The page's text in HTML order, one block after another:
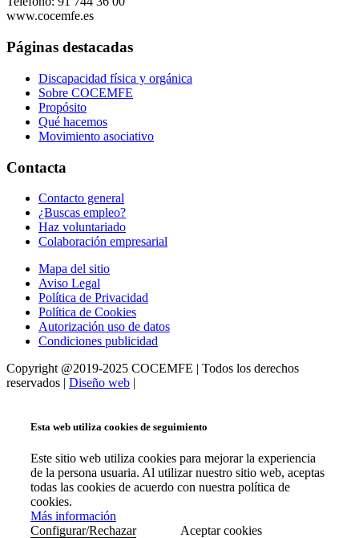
www.cocemfe.es
Páginas destacadas
Discapacidad física y orgánica
Sobre COCEMFE
Propósito
Qué hacemos
Movimiento asociativo
Contacta
Contacto general
¿Buscas empleo?
Haz voluntariado
Colaboración empresarial
Mapa del sitio
Aviso Legal
Política de Privacidad
Política de Cookies
Autorización uso de datos
Condiciones publicidad
Copyright @2019-2025 COCEMFE | Todos los derechos
reservados | Diseño web |
Esta web utiliza cookies de seguimiento
Este sitio web utiliza cookies para mejorar la experiencia
de la persona usuaria. Al utilizar nuestro sitio web, aceptas
todas las cookies de acuerdo con nuestra política de
cookies.
Más información
Configurar/Rechazar
Aceptar cookies